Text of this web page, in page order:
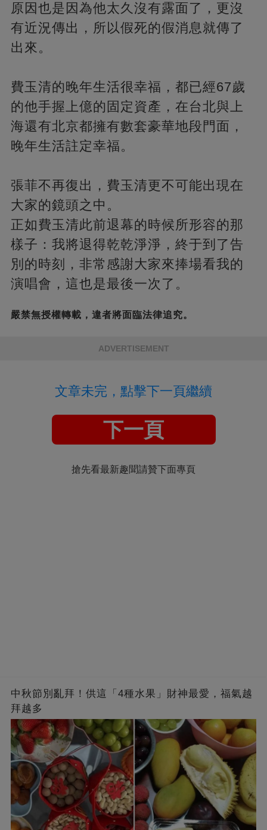
原因也是因為他太久沒有露面了，更沒
有近況傳出，所以假死的假消息就傳了
出來。
費玉清的晚年生活很幸福，都已經67歲
的他手握上億的固定資產，在台北與上
海還有北京都擁有數套豪華地段門面，
晚年生活註定幸福。
張菲不再復出，費玉清更不可能出現在
大家的鏡頭之中。
正如費玉清此前退幕的時候所形容的那
樣子：我將退得乾乾淨淨，終于到了告
別的時刻，非常感謝大家來捧場看我的
演唱會，這也是最後一次了。
嚴禁無授權轉載，違者將面臨法律追究。
ADVERTISEMENT
文章未完，點擊下一頁繼續
下一頁
搶先看最新趣聞請贊下面專頁
中秋節別亂拜！供這「4種水果」財神最愛，福氣越
拜越多